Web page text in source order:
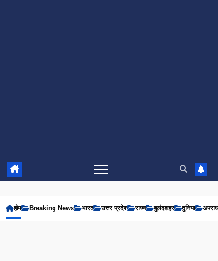
होम Breaking News भारत उत्तर प्रदेश राज्य बुलंदशहर दुनिया अपराध